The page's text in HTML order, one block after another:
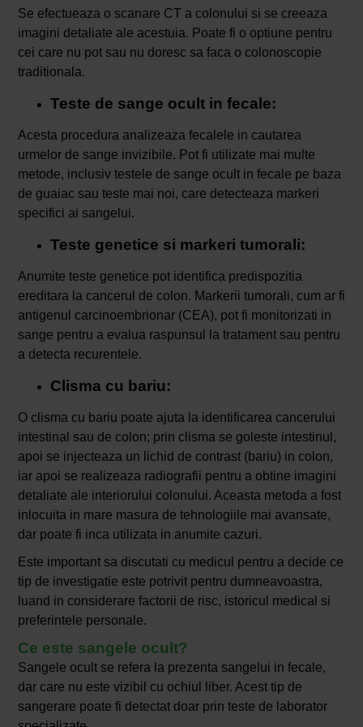
Se efectueaza o scanare CT a colonului si se creeaza
imagini detaliate ale acestuia. Poate fi o optiune pentru
cei care nu pot sau nu doresc sa faca o colonoscopie
traditionala.
Teste de sange ocult in fecale:
Acesta procedura analizeaza fecalele in cautarea
urmelor de sange invizibile. Pot fi utilizate mai multe
metode, inclusiv testele de sange ocult in fecale pe baza
de guaiac sau teste mai noi, care detecteaza markeri
specifici ai sangelui.
Teste genetice si markeri tumorali:
Anumite teste genetice pot identifica predispozitia
ereditara la cancerul de colon. Markerii tumorali, cum ar fi
antigenul carcinoembrionar (CEA), pot fi monitorizati in
sange pentru a evalua raspunsul la tratament sau pentru
a detecta recurentele.
Clisma cu bariu:
O clisma cu bariu poate ajuta la identificarea cancerului
intestinal sau de colon; prin clisma se goleste intestinul,
apoi se injecteaza un lichid de contrast (bariu) in colon,
iar apoi se realizeaza radiografii pentru a obtine imagini
detaliate ale interiorului colonului. Aceasta metoda a fost
inlocuita in mare masura de tehnologiile mai avansate,
dar poate fi inca utilizata in anumite cazuri.
Este important sa discutati cu medicul pentru a decide ce
tip de investigatie este potrivit pentru dumneavoastra,
luand in considerare factorii de risc, istoricul medical si
preferintele personale.
Ce este sangele ocult?
Sangele ocult se refera la prezenta sangelui in fecale,
dar care nu este vizibil cu ochiul liber. Acest tip de
sangerare poate fi detectat doar prin teste de laborator